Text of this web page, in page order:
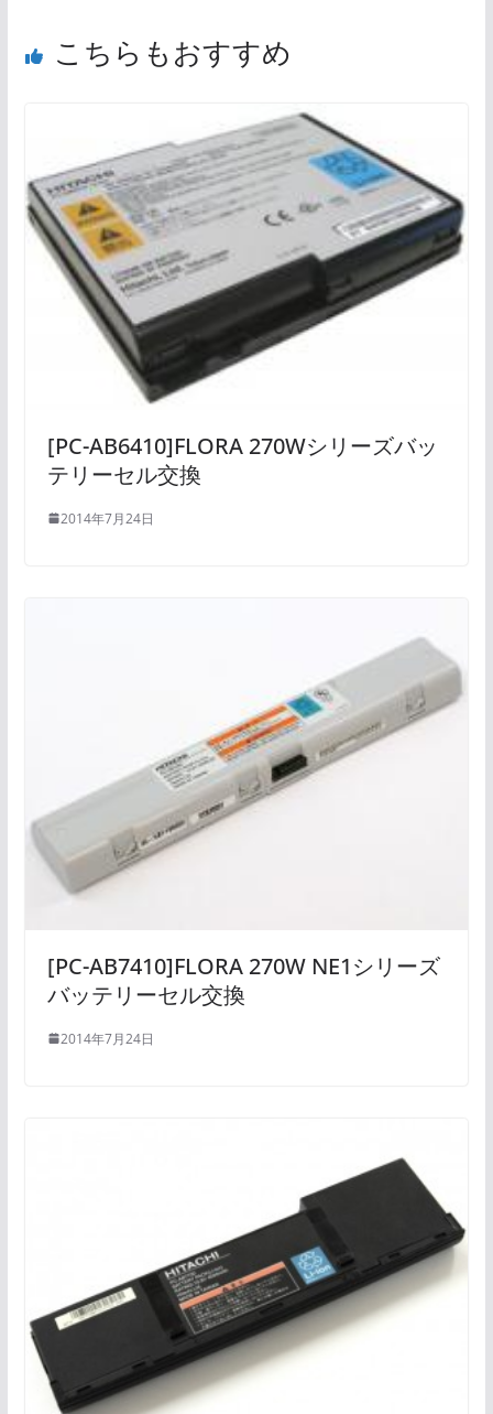
こちらもおすすめ
[PC-AB6410]FLORA 270Wシリーズバッ
テリーセル交換
2014年7月24日
[PC-AB7410]FLORA 270W NE1シリーズ
バッテリーセル交換
2014年7月24日